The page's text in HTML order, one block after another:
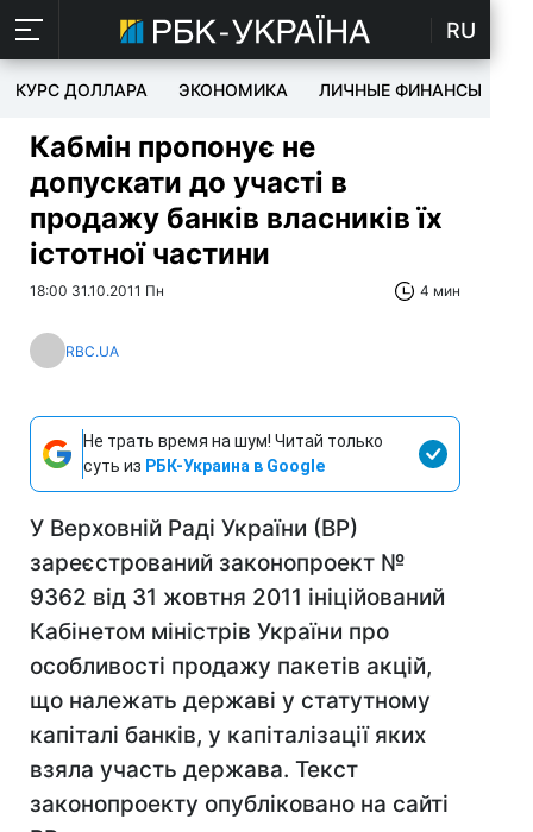
RU
КУРС ДОЛЛАРА ЭКОНОМИКА ЛИЧНЫЕ ФИНАНСЫ
Кабмін пропонує не
допускати до участі в
продажу банків власників їх
істотної частини
18:00 31.10.2011 Пн 4 мин
RBC.UA
Не трать время на шум! Читай только
суть из РБК-Украина в Google
У Верховній Раді України (ВР)
зареєстрований законопроект №
9362 від 31 жовтня 2011 ініційований
Кабінетом міністрів України про
особливості продажу пакетів акцій,
що належать державі у статутному
капіталі банків, у капіталізації яких
взяла участь держава. Текст
законопроекту опубліковано на сайті